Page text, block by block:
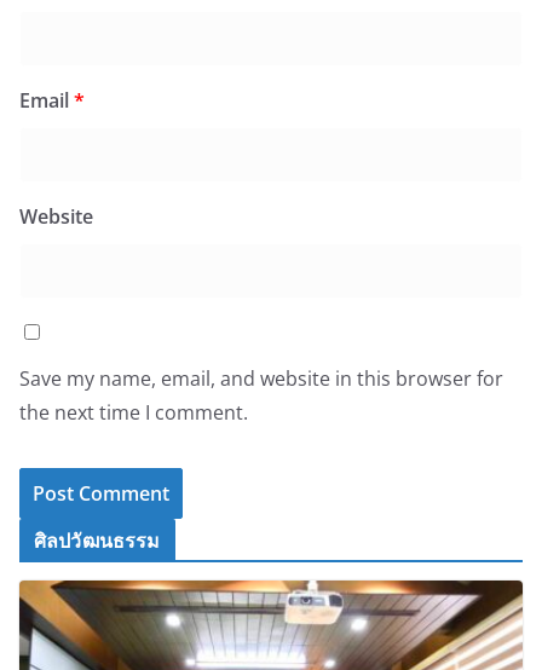
Email*
Website
Save my name, email, and website in this browser for
the next time I comment.
ศิลปวัฒนธรรม